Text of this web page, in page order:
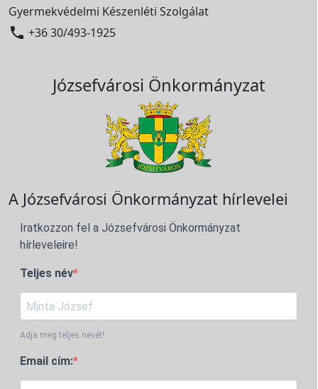
Gyermekvédelmi Készenléti Szolgálat
 +36 30/493-1925
Józsefvárosi Önkormányzat
A Józsefvárosi Önkormányzat hírlevelei
Iratkozzon fel a Józsefvárosi Önkormányzat
hírleveleire!
Teljes név
Adja meg teljes nevét!
Email cím: